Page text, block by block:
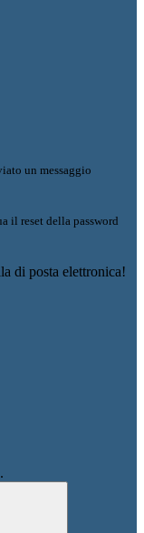
un messaggio
il reset della password
di posta elettronica!